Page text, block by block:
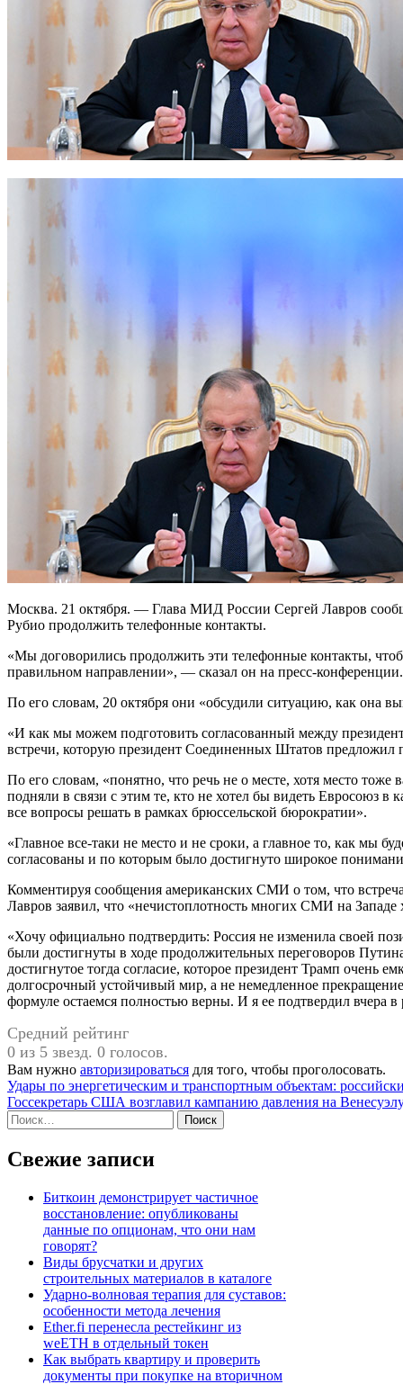
Москва. 21 октября. — Глава МИД России Сергей Лавров
Рубио продолжить телефонные контакты.
«Мы договорились продолжить эти телефонные контакты,
правильном направлении», — сказал он на пресс-конференции.
По его словам, 20 октября они «обсудили ситуацию, как она
«И как мы можем подготовить согласованный между
встречи, которую президент Соединенных Штатов предложил
По его словам, «понятно, что речь не о месте, хотя место
подняли в связи с этим те, кто не хотел бы видеть Евросоюз в
все вопросы решать в рамках брюссельской бюрократии».
«Главное все-таки не место и не сроки, а главное то, как мы
согласованы и по которым было достигнуто широкое
Комментируя сообщения американских СМИ о том, что
Лавров заявил, что «нечистоплотность многих СМИ на Западе
«Хочу официально подтвердить: Россия не изменила своей
были достигнуты в ходе продолжительных переговоров
достигнутое тогда согласие, которое президент Трамп очень
долгосрочный устойчивый мир, а не немедленное
формуле остаемся полностью верны. И я ее подтвердил вчера
Средний рейтинг
0 из 5 звезд. 0 голосов.
Вам нужно авторизироваться для того, чтобы проголосовать.
Навигация
по
записям
Удары по энергетическим и транспортным объектам:
Госсекретарь США возглавил кампанию давления на
Найти:
Свежие записи
Биткоин демонстрирует частичное
восстановление: опубликованы
данные по опционам, что они нам
говорят?
Виды брусчатки и других
строительных материалов в каталоге
Ударно-волновая терапия для суставов:
особенности метода лечения
Ether.fi перенесла рестейкинг из
weETH в отдельный токен
Как выбрать квартиру и проверить
документы при покупке на вторичном